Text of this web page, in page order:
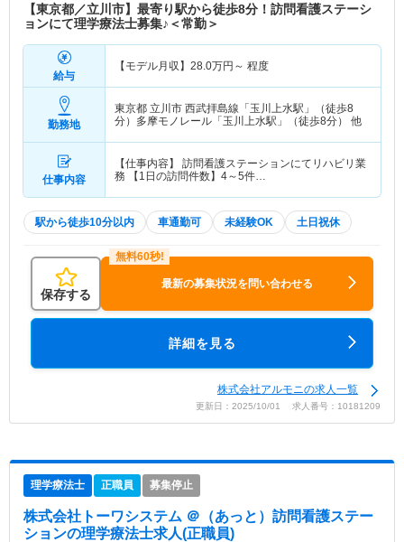
【東京都／立川市】最寄り駅から徒歩8分！訪問看護ステーシ
ョンにて理学療法士募集♪＜常勤＞
給与
【モデル月収】 28.0万円～ 程度
勤務地
東京都 立川市 西武拝島線「玉川上水駅」（徒歩8
分）多摩モノレール「玉川上水駅」（徒歩8分） 他
仕事内容
【仕事内容】 訪問看護ステーションにてリハビリ業
務 【1日の訪問件数】4～5件…
駅から徒歩10分以内 車通勤可 未経験OK 土日祝休
保存する
最新の募集状況を問い合わせる
詳細を見る
株式会社アルモニの求人一覧
更新日：2025/10/01 求人番号：10181209
理学療法士 正職員 募集停止
株式会社トーワシステム ＠（あっと）訪問看護ステー
ションの理学療法士求人(正職員)